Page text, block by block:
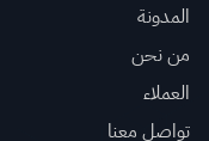
المدونة
من نحن
العملاء
تواصل معنا